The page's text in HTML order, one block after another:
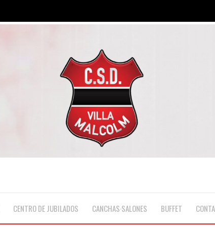
CENTRO DE JUBILADOS CANCHAS·SALONES BUFFET